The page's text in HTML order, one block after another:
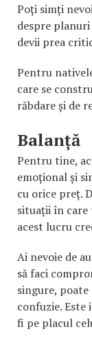
Poți simți
despre
devii prea
Pentru
care se
răbdare și de
Balanță
Pentru tine,
emoțional și
cu orice preț.
situații în care
acest lucru
Ai nevoie de
să faci
singure,
confuzie.
fi pe placul